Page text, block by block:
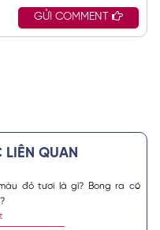
GỬI COMMENT
LIÊN QUAN
đỏ tươi là gì? Bong ra có